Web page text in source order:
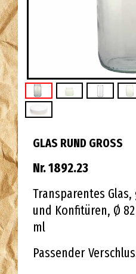
GLAS RUND GROSS
Nr. 1892.23
Transparentes
und Konfitüren, Ø
ml
Passender